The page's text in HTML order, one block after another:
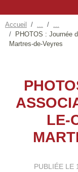
Accueil
PHOTOS : Journée
Martres-de-Veyres
LE-
PUBLIÉE LE